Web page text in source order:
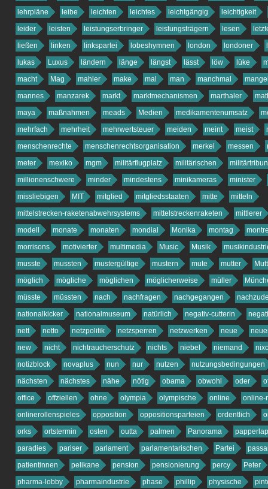
lehrpläne
leibe leichten leichtes leichtgängig
leichtigkeit
leider
leisten leistungserbringer leistungsträgern lesen
ließen
linken linkspartei lobeshymnen london londoner
lukas
Luxus ländern länge längst lässt löw lüke
macht
Mag mahler make mal man manchmal
mannes
manzarek markt marktmechanismen marthaler
maya
maßnahmen meads Medien medikamentenumsatz
mehrfach
mehrheit mehrwertsteuer meiden meint meist
menschenrechte
menschenrechtsorganisation merkel messen
meter
mexiko mgm militärflugplatz militärischen
millionenschwere
minder mindestens minikameras
minister
missliebigen
MIT mitglied mitgliedsstaaten mitte
mitteln
mittelstrecken-raketenabwehrsystems
mittelstreckenraketen
mittlerer
modell
monate monaten mondial Monika montag
morrisons
motivierter multimedia Music Musik
musste
mussten mustergültige mustern mute mutter
möglich
mögliche möglichen möglicherweise müller
müsste
müssten nach nachfragen nachgegangen
nationalkicker
nationalmuseum natürlich negativ-cutterin
nett
netto netzpolitik netzsperren netzwerken neue
new
nicht nichtraucherschutz nichts niebel niemand
notizblock
novaplus nun nur nutzen
nutzungsbedingungen
nächsten
nächstes nähe nötig obama obwohl oder
office
offziellen ohne olympia olympische online
online-
onlinerollenspieles
opposition oppositionsparteien ordentlich
orks
ortstermin osten outta palmen Panorama
paradies
pariser parlament parlamentarischen Partei
patientinnen
pelikane pension pensionierung percy
Peter
pharma-lobby
pharmaindustrie phase phillip physische